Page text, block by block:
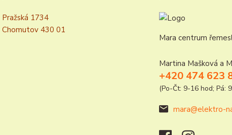
Pražská 1734
Chomutov 430 01
Mara centrum
Martina Mašková a
+420 474 623
(Po-Čt: 9-16 hod; Pá:
mara@elektro-